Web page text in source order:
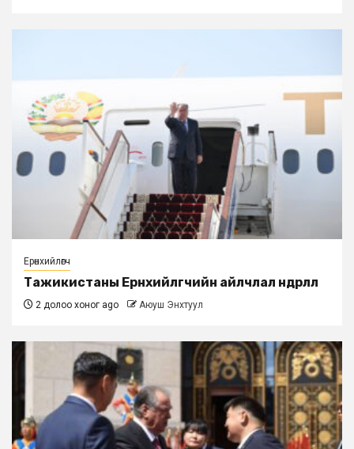
Ерөнхийлөгч
Тажикистаны Ерөнхийлөгчийн айлчлал өндөрлөлөө
2 долоо хоног ago Аюуш Энхтуул